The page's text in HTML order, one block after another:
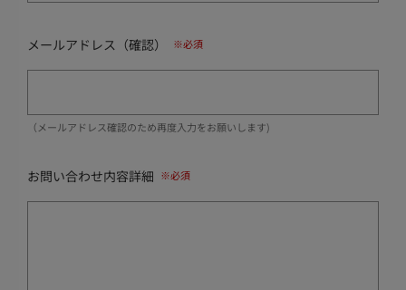
メールアドレス（確認）
（メールアドレス確認のため再度入力をお願いします)
お問い合わせ内容詳細